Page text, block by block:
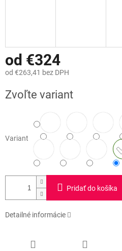
od €324
od €263,41 bez DPH
cena:
Zvoľte variant
Variant
Pridať do košíka
Detailné informácie